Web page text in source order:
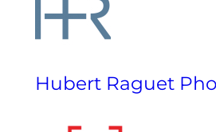
Hubert Raguet